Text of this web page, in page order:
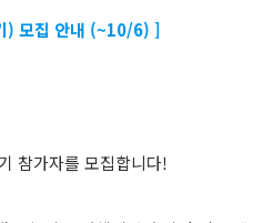
) 모집 안내 (~10/6) ]
참가자를 모집합니다!